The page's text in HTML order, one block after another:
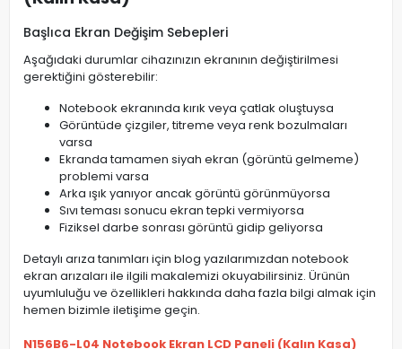
Başlıca Ekran Değişim Sebepleri
Aşağıdaki durumlar cihazınızın ekranının değiştirilmesi
gerektiğini gösterebilir:
Notebook ekranında kırık veya çatlak oluştuysa
Görüntüde çizgiler, titreme veya renk bozulmaları
varsa
Ekranda tamamen siyah ekran (görüntü gelmeme)
problemi varsa
Arka ışık yanıyor ancak görüntü görünmüyorsa
Sıvı teması sonucu ekran tepki vermiyorsa
Fiziksel darbe sonrası görüntü gidip geliyorsa
Detaylı arıza tanımları için blog yazılarımızdan notebook
ekran arızaları ile ilgili makalemizi okuyabilirsiniz. Ürünün
uyumluluğu ve özellikleri hakkında daha fazla bilgi almak için
hemen bizimle iletişime geçin.
N156B6-L04 Notebook Ekran LCD Paneli (Kalın Kasa)